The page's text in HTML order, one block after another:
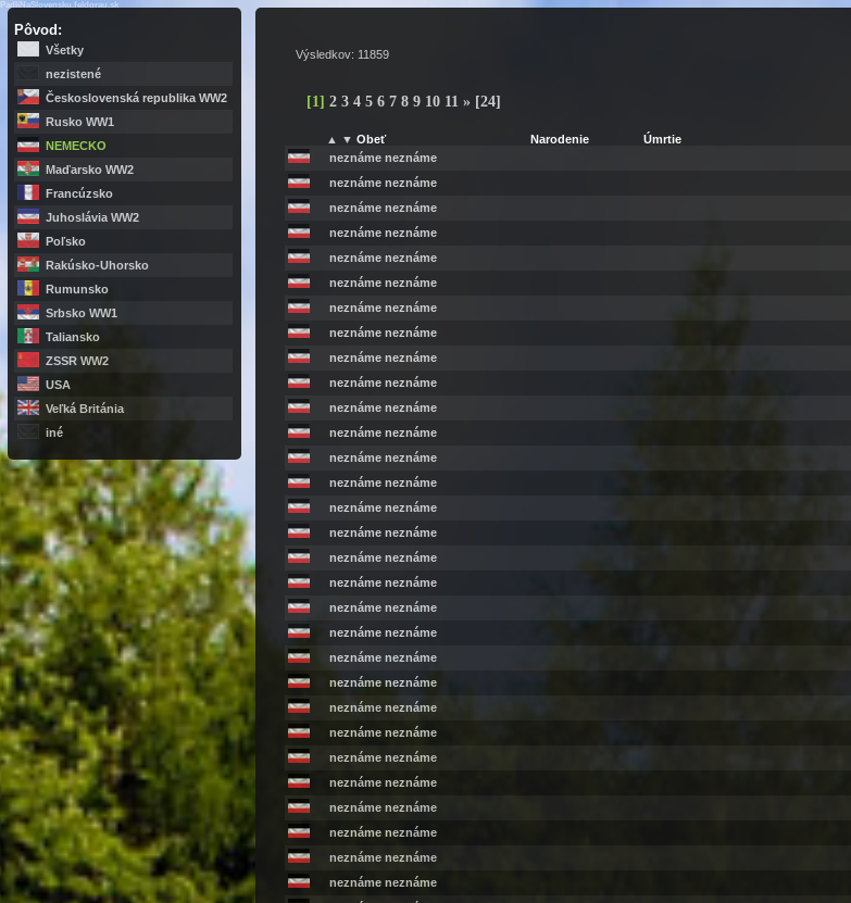
PadliNaSlovensku.feldgrau.sk
Pôvod:
Všetky
nezistené
Československá republika WW2
Rusko WW1
NEMECKO
Maďarsko WW2
Francúzsko
Juhoslávia WW2
Poľsko
Rakúsko-Uhorsko
Rumunsko
Srbsko WW1
Taliansko
ZSSR WW2
USA
Veľká Británia
iné
Výsledkov: 11859
[1]23456789 10 11» [24]
▲ ▼ Obeť Narodenie Úmrtie
neznáme neznáme
neznáme neznáme
neznáme neznáme
neznáme neznáme
neznáme neznáme
neznáme neznáme
neznáme neznáme
neznáme neznáme
neznáme neznáme
neznáme neznáme
neznáme neznáme
neznáme neznáme
neznáme neznáme
neznáme neznáme
neznáme neznáme
neznáme neznáme
neznáme neznáme
neznáme neznáme
neznáme neznáme
neznáme neznáme
neznáme neznáme
neznáme neznáme
neznáme neznáme
neznáme neznáme
neznáme neznáme
neznáme neznáme
neznáme neznáme
neznáme neznáme
neznáme neznáme
neznáme neznáme